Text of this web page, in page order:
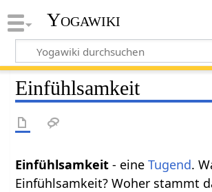
Yogawiki
Einfühlsamkeit
Einfühlsamkeit- eineTugend.
Einfühlsamkeit? Woher stammt